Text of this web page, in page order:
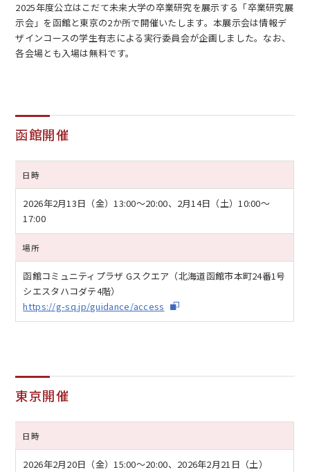
受験生向け情報
EN アクセス
2025年度公立はこだて未来大学の卒業研究を展示する「卒業研究展
示会」を函館と東京の2か所で開催いたします。本展示会は情報デ
ザインコースの学生有志による実行委員会が企画しました。なお、
各会場とも入場は無料です。
函館開催
日時
2026年2月13日（金）13:00〜20:00、2月14日（土）10:00〜
17:00
場所
函館コミュニティプラザ Gスクエア（北海道函館市本町24番1号
シエスタハコダテ4階）
https://g-sq.jp/guidance/access
東京開催
日時
2026年2月20日（金）15:00～20:00、 2026年2月21日（土）